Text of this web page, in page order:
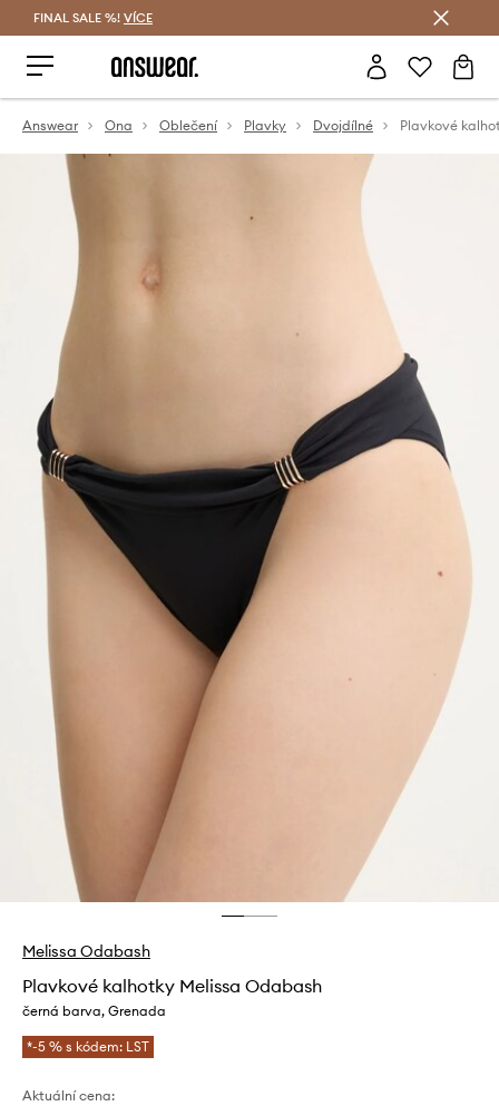
FINAL SALE %! VÍCE
Answear Ona Oblečení Plavky Dvojdílné
Melissa Odabash
Plavkové kalhotky Melissa Odabash
černá barva, Grenada
*-5 % s kódem: LST
Aktuální cena: